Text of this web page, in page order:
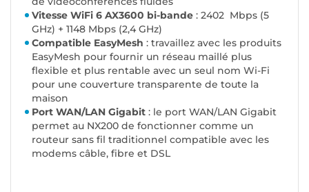
Vitesse WiFi 6 AX3600 bi-bande : 2402 Mbps (5
GHz) + 1148 Mbps (2,4 GHz)
Compatible EasyMesh : travaillez avec les produits
EasyMesh pour fournir un réseau maillé plus
flexible et plus rentable avec un seul nom Wi-Fi
pour une couverture transparente de toute la
maison
Port WAN/LAN Gigabit : le port WAN/LAN Gigabit
permet au NX200 de fonctionner comme un
routeur sans fil traditionnel compatible avec les
modems câble, fibre et DSL